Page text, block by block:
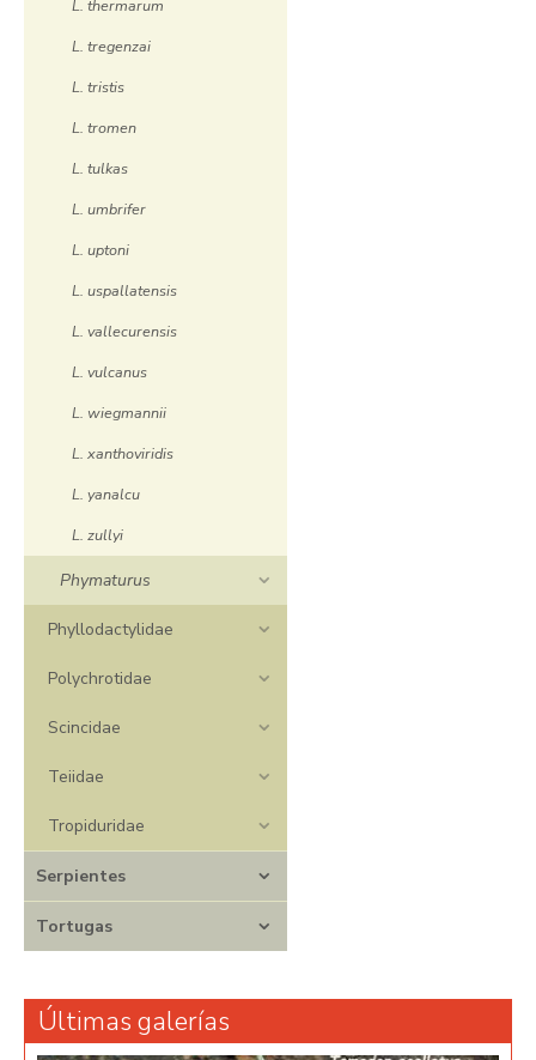
L. thermarum
L. tregenzai
L. tristis
L. tromen
L. tulkas
L. umbrifer
L. uptoni
L. uspallatensis
L. vallecurensis
L. vulcanus
L. wiegmannii
L. xanthoviridis
L. yanalcu
L. zullyi
Phymaturus
Phyllodactylidae
Polychrotidae
Scincidae
Teiidae
Tropiduridae
Serpientes
Tortugas
Últimas galerías